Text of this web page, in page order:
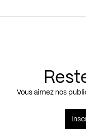
Vous aimez nos